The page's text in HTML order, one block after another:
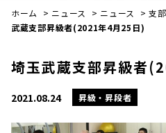
ホーム > ニュース > ニュース >支
武蔵支部昇級者(2021年4月25日)
埼玉武蔵支部昇級者
2021.08.24 昇級・昇段者